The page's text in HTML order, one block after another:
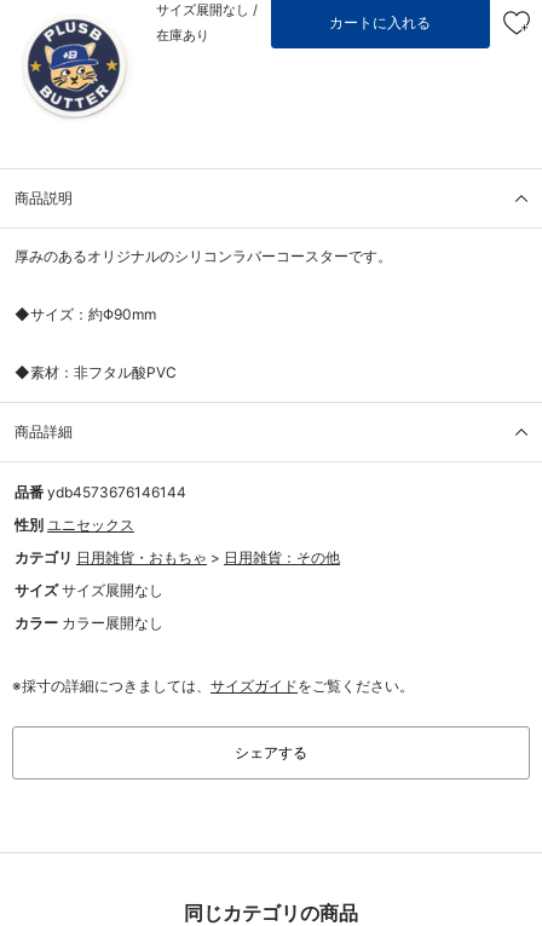
サイズ展開なし /
在庫あり
カートに入れる
商品説明
厚みのあるオリジナルのシリコンラバーコースターです。
◆サイズ：約Φ90mm
◆素材：非フタル酸PVC
商品詳細
品番 ydb4573676146144
性別 ユニセックス
カテゴリ 日用雑貨・おもちゃ > 日用雑貨：その他
サイズ サイズ展開なし
カラー カラー展開なし
※採寸の詳細につきましては、 サイズガイドをご覧ください。
シェアする
同じカテゴリの商品